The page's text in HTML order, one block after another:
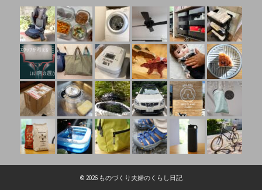
© 2026 ものづくり夫婦のくらし日記